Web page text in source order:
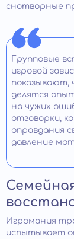
снотворные
Групповые
игровой
показывают,
делятся
на чужих
отговорки,
оправдания
давление
Игромания
испытывает